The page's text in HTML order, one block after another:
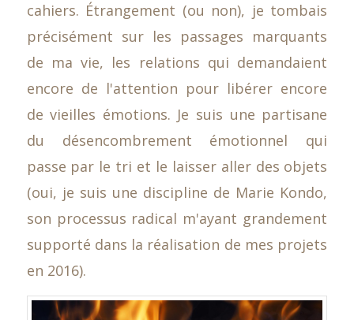
cahiers. Étrangement (ou non), je tombais
précisément sur les passages marquants
de ma vie, les relations qui demandaient
encore de l'attention pour libérer encore
de vieilles émotions. Je suis une partisane
du désencombrement émotionnel qui
passe par le tri et le laisser aller des objets
(oui, je suis une discipline de Marie Kondo,
son processus radical m'ayant grandement
supporté dans la réalisation de mes projets
en 2016).